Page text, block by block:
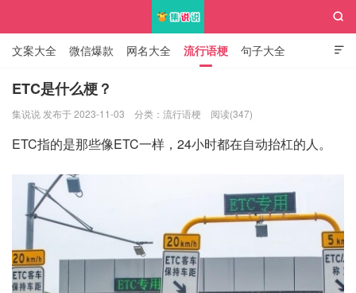

文案大全 微信爆款 网名大全 流行语梗 句子大全
知识大全

ETC是什么梗？
集说说 发布于 2023-11-03 分类： 流行语梗 阅读(347)
ETC指的是那些像ETC一样，24小时都在自动抬杠的人。